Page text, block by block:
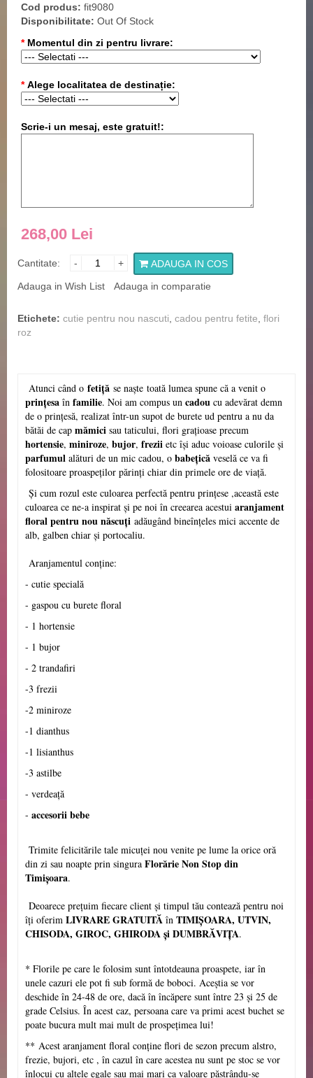
Cod produs: fit9080
Disponibilitate: Out Of Stock
* Momentul din zi pentru livrare:
* Alege localitatea de destinație:
Scrie-i un mesaj, este gratuit!:
268,00 Lei
Cantitate: - +
ADAUGA IN COS
Adauga in Wish List
Adauga in comparatie
Etichete: cutie pentru nou nascuti cadou pentru fetite flori
roz
Atunci când o fetiță se naşte toată lumea spune că a venit o
prințesa în familie. Noi am compus un cadou cu adevărat demn
de o prințesă, realizat într-un supot de burete ud pentru a nu da
bătăi de cap mămici sau taticului, flori grațioase precum
hortensie, miniroze, bujor, frezii etc își aduc voioase culorile și
parfumul alături de un mic cadou, o babețică veselă ce va fi
folositoare proaspeților părinți chiar din primele ore de viață.
Și cum rozul este culoarea perfectă pentru prințese ,această este
culoarea ce ne-a inspirat și pe noi în creearea acestui aranjament
floral pentru nou născuți adăugând bineînțeles mici accente de
alb, galben chiar și portocaliu.
Aranjamentul conține:
- cutie specială
- gaspou cu burete floral
- 1 hortensie
- 1 bujor
- 2 trandafiri
-3 frezii
-2 miniroze
-1 dianthus
-1 lisianthus
-3 astilbe
- verdeață
- accesorii bebe
Trimite felicitările tale micuței nou venite pe lume la orice oră
din zi sau noapte prin singura Florărie Non Stop din
Timișoara.
Deoarece prețuim fiecare client și timpul tău contează pentru noi
îți oferim LIVRARE GRATUITĂ în TIMIȘOARA, UTVIN,
CHISODA, GIROC, GHIRODA și DUMBRĂVIŢA.
* Florile pe care le folosim sunt întotdeauna proaspete, iar în
unele cazuri ele pot fi sub formă de boboci. Aceștia se vor
deschide în 24-48 de ore, dacă în încăpere sunt între 23 și 25 de
grade Celsius. În acest caz, persoana care va primi acest buchet se
poate bucura mult mai mult de prospețimea lui!
** Acest aranjament floral conține flori de sezon precum alstro,
frezie, bujori, etc , în cazul în care acestea nu sunt pe stoc se vor
înlocui cu altele egale sau mai mari ca valoare păstrându-se